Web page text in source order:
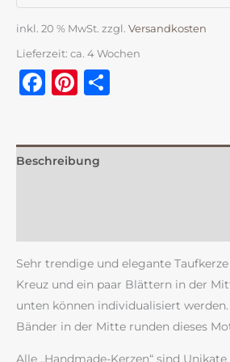
inkl. 20 % MwSt. zzgl. Versandkosten
Lieferzeit: ca. 4 Wochen
Facebook
Pinterest
Beschreibung
Sehr trendige und elegante
Kreuz und ein paar Blättern in der
unten können individualisiert werden.
Bänder in der Mitte runden dieses
Alle „Handmade-Kerzen“ sind